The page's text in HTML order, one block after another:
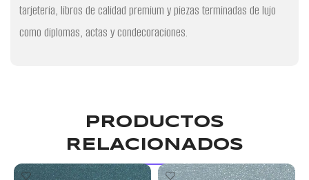
tarjeteria, libros de calidad premium y piezas terminadas de lujo
como diplomas, actas y condecoraciones.
PRODUCTOS
RELACIONADOS